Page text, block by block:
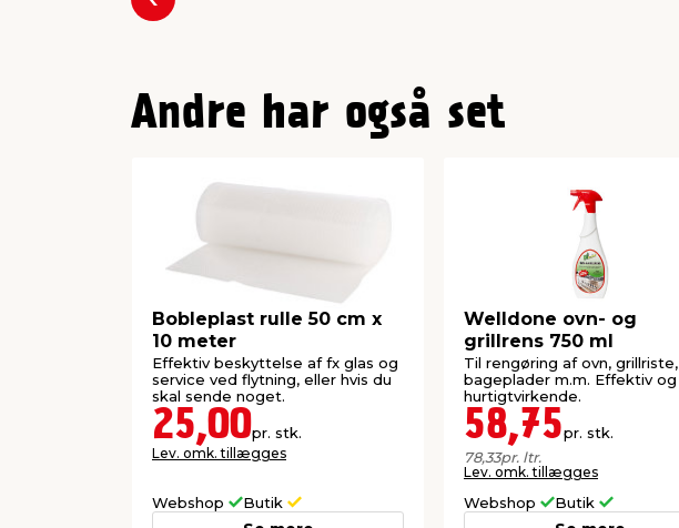
Forrige
Andre har også set
Bobleplast rulle 50 cm x
10 meter
Effektiv beskyttelse af fx glas og
service ved flytning, eller hvis du
skal sende noget.
25,00pr. stk.
Lev. omk. tillægges
Webshop Butik
Welldone ovn- og
grillrens 750 ml
Til rengøring af ovn, grillriste,
bageplader m.m. Effektiv og
hurtigtvirkende.
58,75pr. stk.
78,33pr. ltr.
Lev. omk. tillægges
Webshop Butik